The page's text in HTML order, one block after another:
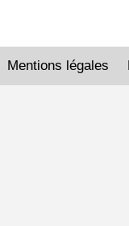
Mentions légales